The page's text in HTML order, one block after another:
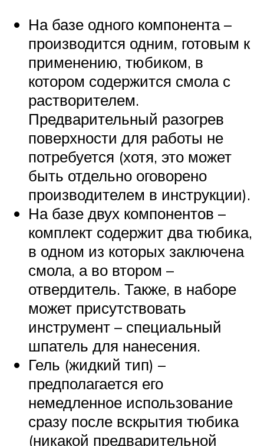
На базе одного компонента –
производится одним, готовым к
применению, тюбиком, в
котором содержится смола с
растворителем.
Предварительный разогрев
поверхности для работы не
потребуется (хотя, это может
быть отдельно оговорено
производителем в инструкции).
На базе двух компонентов –
комплект содержит два тюбика,
в одном из которых заключена
смола, а во втором –
отвердитель. Также, в наборе
может присутствовать
инструмент – специальный
шпатель для нанесения.
Гель (жидкий тип) –
предполагается его
немедленное использование
сразу после вскрытия тюбика
(никакой предварительной